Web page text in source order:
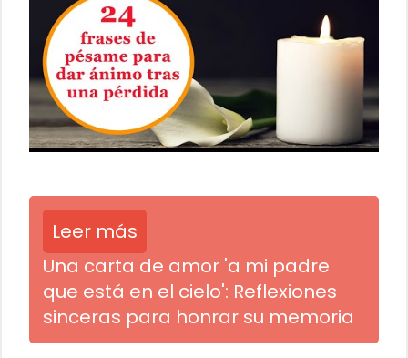
Leer más
Una carta de amor 'a mi padre
que está en el cielo': Reflexiones
sinceras para honrar su memoria